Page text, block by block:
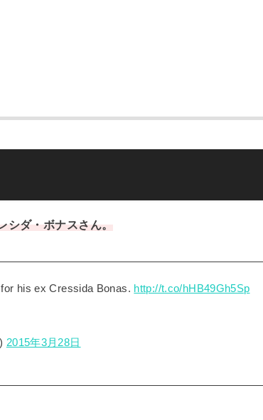
ダ・ボナスさん。
his ex Cressida Bonas. http://t.co/hHB49Gh5Sp
2015年3月28日